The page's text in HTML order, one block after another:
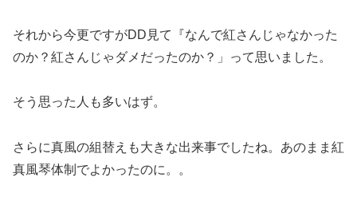
それから今更ですがDD見て『なんで紅さんじゃなかった
のか？紅さんじゃダメだったのか？」って思いました。
そう思った人も多いはず。
さらに真風の組替えも大きな出来事でしたね。あのまま紅
真風琴体制でよかったのに。。